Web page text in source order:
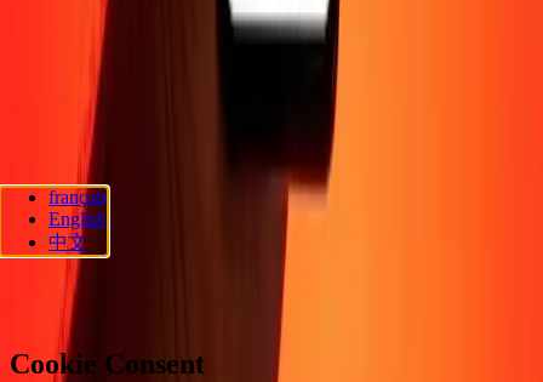
Politique de confidentialité
Avis sur les cookies
Promotion Prévention de la fraudeCentre d'aide
d'accessibilité
Suivez-nous
Ria Lithuania UAB. © 2026 Dandelion Payments, Inc. Tous droits
réservés.
Préférences en matière de cookies
français
English
中文
Cookie Consent